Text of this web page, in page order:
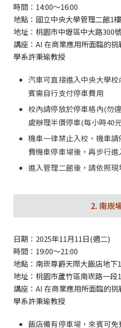
時間：14:00～16:00
地點：國立中央大學管理二館1樓
地址：桃園市中壢區中大路300
講座：AI 在商業應用所面臨的
學系許秉瑜教授
汽車可直接進入中央大學
賓需自行支付停車費用
校內請停放於停車格內(勿
處辦理半價停車(每小時40
機車一律禁止入校，機車
費機車停車場後，再步行進
進入管理二館後，請依照
2. 南崁
日期：2025年11月11日(週二)
時間：19:00～21:00
地點：南崁尊爵天際大飯店地下1
地址：桃園市蘆竹區南崁路一段
講座：AI 在商業應用所面臨的
學系許秉瑜教授
飯店備有停車場，來賓可免